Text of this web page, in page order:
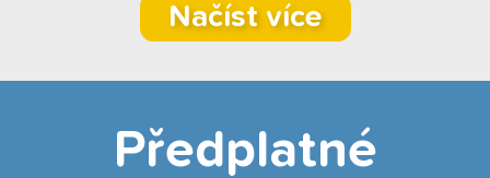
Načíst více
Předplatné